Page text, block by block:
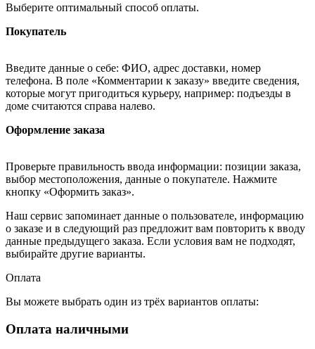
Выберите оптимальный способ оплаты.
Покупатель
Введите данные о себе: ФИО, адрес доставки, номер
телефона. В поле «Комментарии к заказу» введите сведения,
которые могут пригодиться курьеру, например: подъезды в
доме считаются справа налево.
Оформление заказа
Проверьте правильность ввода информации: позиции заказа,
выбор местоположения, данные о покупателе. Нажмите
кнопку «Оформить заказ».
Наш сервис запоминает данные о пользователе, информацию
о заказе и в следующий раз предложит вам повторить к вводу
данные предыдущего заказа. Если условия вам не подходят,
выбирайте другие варианты.
Оплата
Вы можете выбрать один из трёх вариантов оплаты:
Оплата наличными